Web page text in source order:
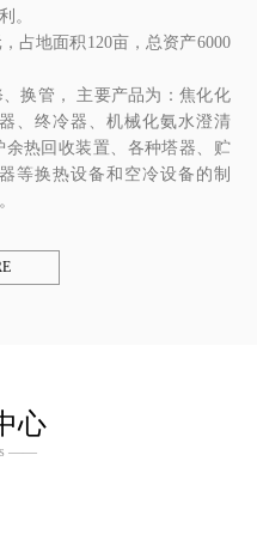
。
占地面积120亩，总资产6000
换管， 主要产品为：焦化化
、终冷器、机械化氨水澄清
热回收装置、各种塔器、贮
等换热设备和空冷设备的制
心
——